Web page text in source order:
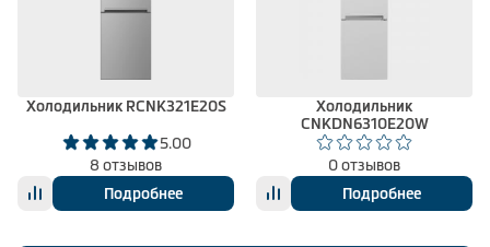
Холодильник RCNK321E20S
5.00
8 отзывов
Подробнее
Холодильник
CNKDN6310E20W
0 отзывов
Подробнее